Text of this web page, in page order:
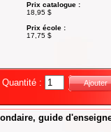
Prix catalogue :
18,95 $
Prix école :
17,75 $
Quantité : Ajouter
guide